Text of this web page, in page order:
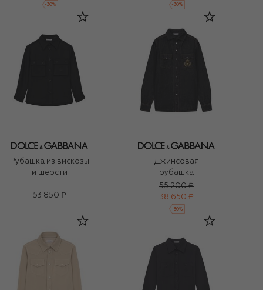
-30% -30%
Рубашка из вискозы
и шерсти
53 850 ₽
Джинсовая
рубашка
55 200 ₽
38 650 ₽
-30%